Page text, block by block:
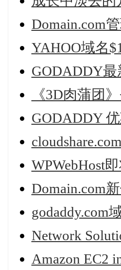
Domain.com
YAHOO域名
GODADDY最
《3D肉蒲团
GODADDY
WPWebHost
Domain.com
godaddy.com
Network
Amazon EC2